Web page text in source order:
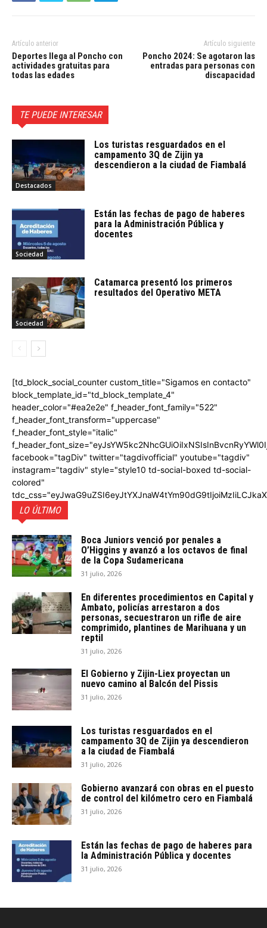
Artículo anterior
Deportes llega al Poncho con
actividades gratuitas para
todas las edades
Artículo siguiente
Poncho 2024: Se agotaron las
entradas para personas con
discapacidad
TE PUEDE INTERESAR
Destacados
Los turistas resguardados en el
campamento 3Q de Zijin ya
descendieron a la ciudad de Fiambalá
Sociedad
Están las fechas de pago de haberes
para la Administración Pública y
docentes
Sociedad
Catamarca presentó los primeros
resultados del Operativo META
[td_block_social_counter custom_title="Sigamos en contacto"
block_template_id="td_block_template_4"
header_color="#ea2e2e" f_header_font_family="522"
f_header_font_transform="uppercase"
f_header_font_style="italic"
facebook="tagDiv" twitter="tagdivofficial" youtube="tagdiv"
instagram="tagdiv" style="style10 td-social-boxed td-social-
colored"
LO ÚLTIMO
Boca Juniors venció por penales a
O’Higgins y avanzó a los octavos de final
de la Copa Sudamericana
31 julio, 2026
En diferentes procedimientos en Capital y
Ambato, policías arrestaron a dos
personas, secuestraron un rifle de aire
comprimido, plantines de Marihuana y un
reptil
31 julio, 2026
El Gobierno y Zijin-Liex proyectan un
nuevo camino al Balcón del Pissis
31 julio, 2026
Los turistas resguardados en el
campamento 3Q de Zijin ya descendieron
a la ciudad de Fiambalá
31 julio, 2026
Gobierno avanzará con obras en el puesto
de control del kilómetro cero en Fiambalá
31 julio, 2026
Están las fechas de pago de haberes para
la Administración Pública y docentes
31 julio, 2026